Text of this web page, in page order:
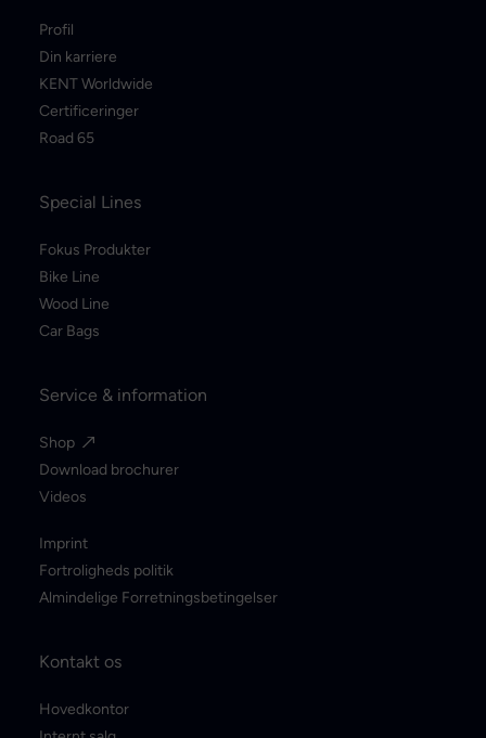
Profil
Din karriere
KENT Worldwide
Certificeringer
Road 65
Special Lines
Fokus Produkter
Bike Line
Wood Line
Car Bags
Service & information
Shop
Download brochurer
Videos
Imprint
Fortroligheds politik
Almindelige Forretningsbetingelser
Kontakt os
Hovedkontor